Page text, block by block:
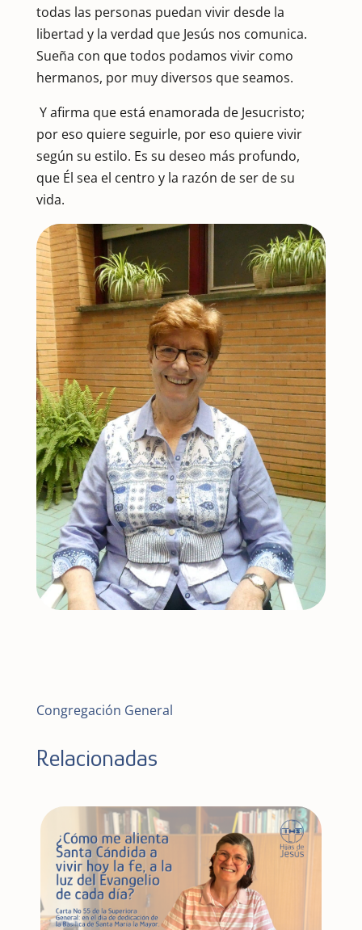
todas las personas puedan vivir desde la
libertad y la verdad que Jesús nos comunica.
Sueña con que todos podamos vivir como
hermanos, por muy diversos que seamos.
Y afirma que está enamorada de Jesucristo;
por eso quiere seguirle, por eso quiere vivir
según su estilo. Es su deseo más profundo,
que Él sea el centro y la razón de ser de su
vida.
Congregación General
Relacionadas